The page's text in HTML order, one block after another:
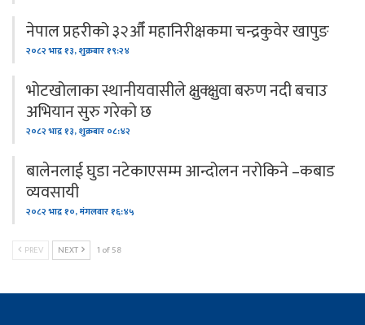
नेपाल प्रहरीको ३२औँ महानिरीक्षकमा चन्द्रकुवेर खापुङ
२०८२ भाद्र १३, शुक्रबार १९:२४
भोटखोलाका स्थानीयवासीले क्षुक्क्षुवा बरुण नदी बचाउ
अभियान सुरु गरेको छ
२०८२ भाद्र १३, शुक्रबार ०८:४२
बालेनलाई घुडा नटेकाएसम्म आन्दोलन नरोकिने –कबाड
व्यवसायी
२०८२ भाद्र १०, मंगलवार १६:४५
PREV NEXT 1 of 58